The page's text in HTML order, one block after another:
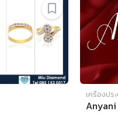
เครื่องปร
Anyani